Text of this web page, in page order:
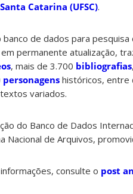
Catarina (UFSC).
banco de dados para
permanente atualização,
, mais de 3.700 bibliografias
personagens históricos, entre
variados.
do Banco de Dados
Nacional de Arquivos,
consulte o post